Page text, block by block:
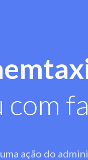
com
ação do